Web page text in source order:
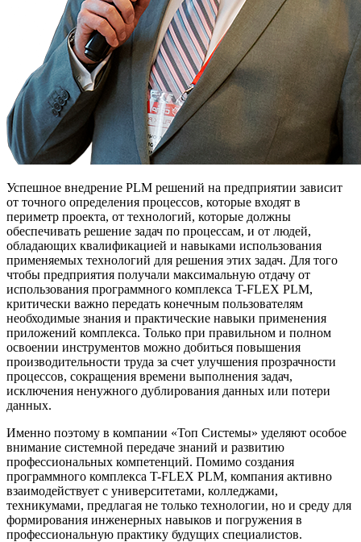
Успешное внедрение PLM решений на предприятии зависит
от точного определения процессов, которые входят в
периметр проекта, от технологий, которые должны
обеспечивать решение задач по процессам, и от людей,
обладающих квалификацией и навыками использования
применяемых технологий для решения этих задач. Для того
чтобы предприятия получали максимальную отдачу от
использования программного комплекса T-FLEX PLM,
критически важно передать конечным пользователям
необходимые знания и практические навыки применения
приложений комплекса. Только при правильном и полном
освоении инструментов можно добиться повышения
производительности труда за счет улучшения прозрачности
процессов, сокращения времени выполнения задач,
исключения ненужного дублирования данных или потери
данных.
Именно поэтому в компании «Топ Системы» уделяют особое
внимание системной передаче знаний и развитию
профессиональных компетенций. Помимо создания
программного комплекса T-FLEX PLM, компания активно
взаимодействует с университетами, колледжами,
техникумами, предлагая не только технологии, но и среду для
формирования инженерных навыков и погружения в
профессиональную практику будущих специалистов.